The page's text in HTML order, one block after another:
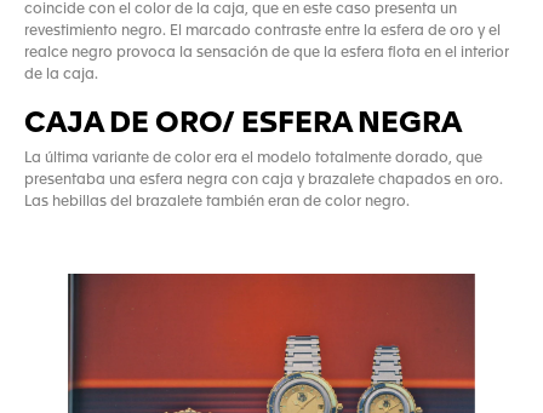
coincide con el color de la caja, que en este caso presenta un
revestimiento negro. El marcado contraste entre la esfera de oro y el
realce negro provoca la sensación de que la esfera flota en el interior
de la caja.
CAJA DE ORO/ ESFERA NEGRA
La última variante de color era el modelo totalmente dorado, que
presentaba una esfera negra con caja y brazalete chapados en oro.
Las hebillas del brazalete también eran de color negro.